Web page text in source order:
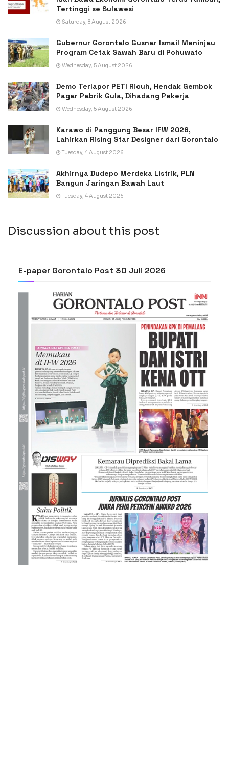
Tertinggi se Sulawesi
Saturday, 8 August 2026
Gubernur Gorontalo Gusnar Ismail Meninjau
Program Cetak Sawah Baru di Pohuwato
Wednesday, 5 August 2026
Demo Terlapor PETI Ricuh, Hendak Gembok
Pagar Pabrik Gula, Dihadang Pekerja
Wednesday, 5 August 2026
Karawo di Panggung Besar IFW 2026,
Lahirkan Rising Star Designer dari Gorontalo
Tuesday, 4 August 2026
Akhirnya Dudepo Merdeka Listrik, PLN
Bangun Jaringan Bawah Laut
Tuesday, 4 August 2026
Discussion about this post
E-paper Gorontalo Post 30 Juli 2026